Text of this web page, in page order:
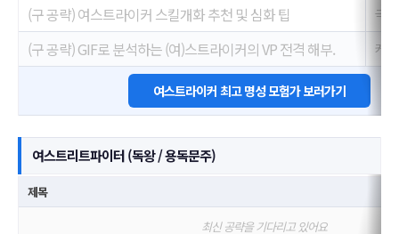
(구 공략) 여스트라이커 스킬개화 추천 및 심화 팁 극진
(구 공략) GIF로 분석하는 (여)스트라이커의 VP 전격 해부. 커피
여스트라이커 최고 명성 모험가 보러가기
여스트리트파이터 (독왕 / 용독문주)
제목
최신 공략을 기다리고 있어요